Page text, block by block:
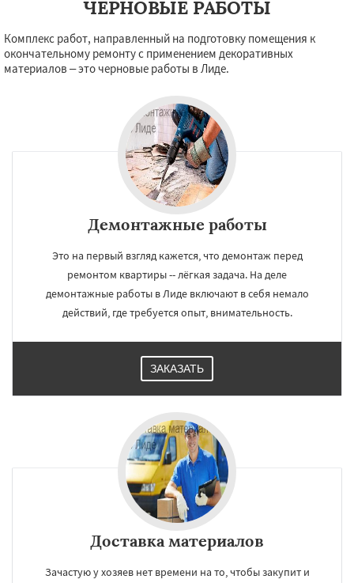
ЧЕРНОВЫЕ РАБОТЫ
Комплекс работ, направленный на подготовку помещения к
окончательному ремонту с применением декоративных
материалов – это черновые работы в Лиде.
Демонтажные работы
Это на первый взгляд кажется, что демонтаж перед
ремонтом квартиры -- лёгкая задача. На деле
демонтажные работы в Лиде включают в себя немало
действий, где требуется опыт, внимательность.
ЗАКАЗАТЬ
Доставка материалов
Зачастую у хозяев нет времени на то, чтобы закупит и
Даю согласие на обработку персональных данных